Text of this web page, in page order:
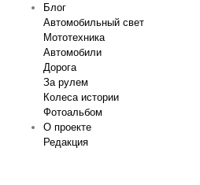
Блог
Автомобильный свет
Мототехника
Автомобили
Дорога
За рулем
Колеса истории
Фотоальбом
О проекте
Редакция